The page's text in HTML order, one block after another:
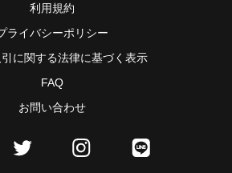
利用規約
ライバシーポリシー
に関する法律に基づく表示
FAQ
お問い合わせ